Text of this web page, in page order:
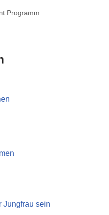
Programm
Jungfrau sein